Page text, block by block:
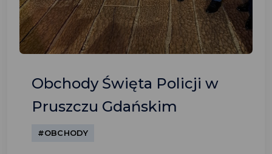
Obchody Święta Policji w
Pruszczu Gdańskim
#OBCHODY